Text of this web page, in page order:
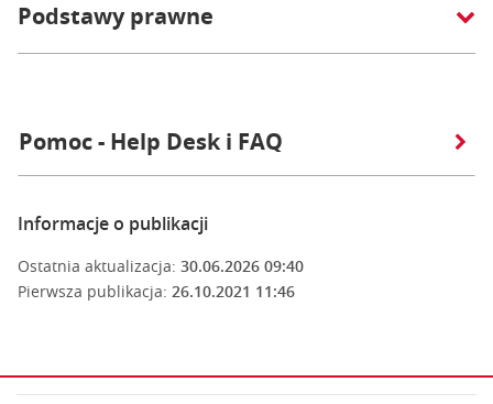
Podstawy prawne
Pomoc - Help Desk i FAQ
Informacje o publikacji
Ostatnia aktualizacja: 30.06.2026 09:40
Pierwsza publikacja: 26.10.2021 11:46